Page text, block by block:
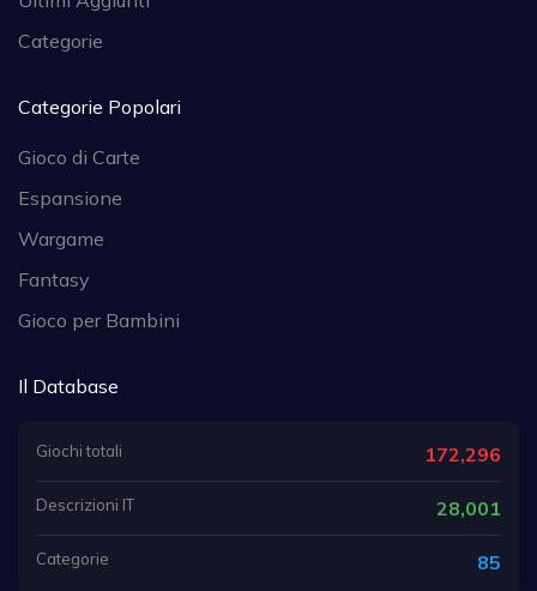
Categorie
Categorie Popolari
Gioco di Carte
Espansione
Wargame
Fantasy
Gioco per Bambini
Il Database
Giochi totali 172,296
Descrizioni IT 28,001
Categorie 85